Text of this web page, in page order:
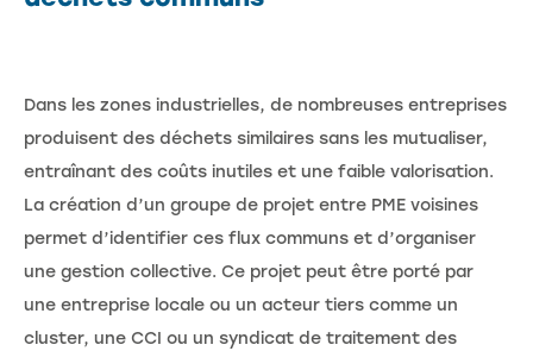
Dans les zones industrielles, de nombreuses entreprises
produisent des déchets similaires sans les mutualiser,
entraînant des coûts inutiles et une faible valorisation.
La création d’un groupe de projet entre PME voisines
permet d’identifier ces flux communs et d’organiser
une gestion collective. Ce projet peut être porté par
une entreprise locale ou un acteur tiers comme un
cluster, une CCI ou un syndicat de traitement des